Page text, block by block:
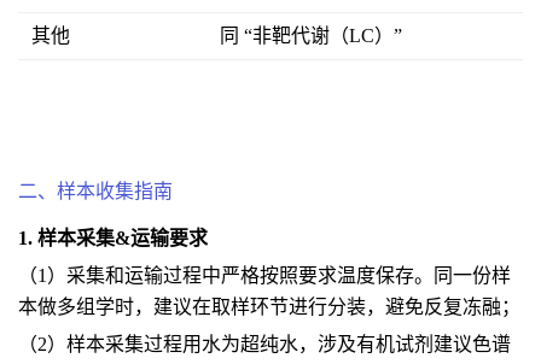
其他 同 “非靶代谢（LC）”
二、样本收集指南
1. 样本采集&运输要求
（1）采集和运输过程中严格按照要求温度保存。同一份样
本做多组学时，建议在取样环节进行分装，避免反复冻融；
（2）样本采集过程用水为超纯水，涉及有机试剂建议色谱